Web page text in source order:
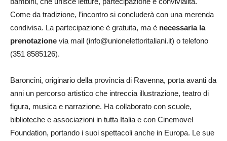
Come da tradizione, l’incontro si concluderà con una merenda
condivisa. La partecipazione è gratuita, ma è necessaria la
prenotazione via mail (info@unionelettoritaliani.it) o telefono
(351 8585126).
Baroncini, originario della provincia di Ravenna, porta avanti da
anni un percorso artistico che intreccia illustrazione, teatro di
figura, musica e narrazione. Ha collaborato con scuole,
biblioteche e associazioni in tutta Italia e con Cinemovel
Foundation, portando i suoi spettacoli anche in Europa. Le sue